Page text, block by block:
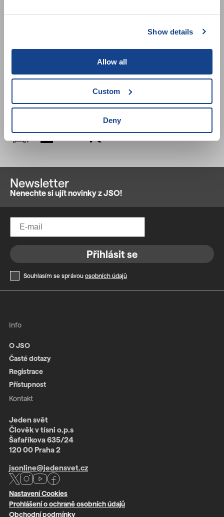
Show details
Allow all
Custom
Deny
Maraton psaní dopisů Amnesty
International
Odkazy na jiné filmové databáze
Newsletter
Nenechte si ujít novinky z JSO!
Přihlásit se
Souhlasím se správou osobních údajů
Info
O JSO
Časté dotazy
Registrace
Přístupnost
Kontakt
Jeden svět
Člověk v tísni o.p.s
Šafaříkova 635/24
120 00 Praha 2
jsonline@jedensvet.cz
Nastavení Cookies
Prohlášení o ochraně osobních údajů
Obchodní podmínky